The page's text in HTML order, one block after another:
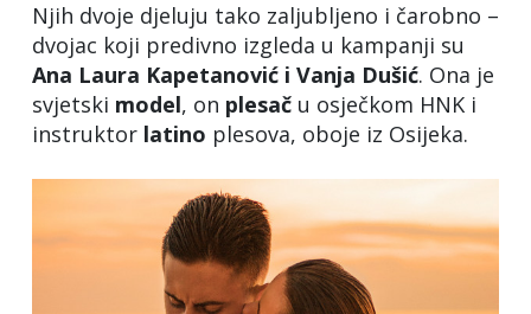
Njih dvoje djeluju tako zaljubljeno i čarobno –
dvojac koji predivno izgleda u kampanji su
Ana Laura Kapetanović i Vanja Dušić. Ona je
svjetski model, on plesač u osječkom HNK i
instruktor latino plesova, oboje iz Osijeka.